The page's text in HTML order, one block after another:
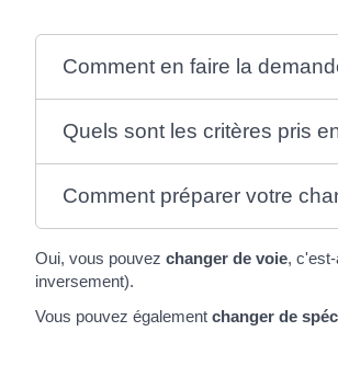
Comment en faire la
Quels sont les critères pris
Comment préparer votre
Oui, vous pouvez changer de voie,
inversement).
Vous pouvez également changer de